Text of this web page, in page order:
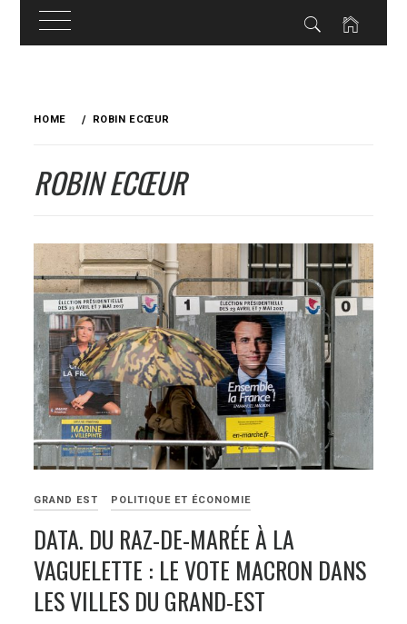
HOME ROBIN ECŒUR
ROBIN ECŒUR
GRAND EST POLITIQUE ET ÉCONOMIE
DATA. DU RAZ-DE-MARÉE À LA
VAGUELETTE : LE VOTE MACRON DANS
LES VILLES DU GRAND-EST